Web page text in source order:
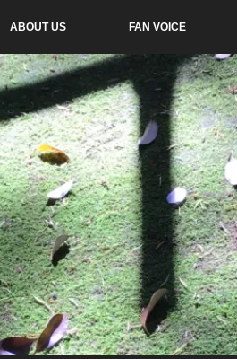
ABOUT US FAN VOICE